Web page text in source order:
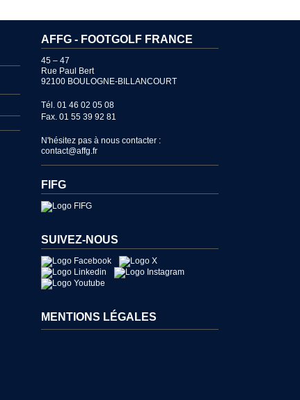
AFFG - FOOTGOLF FRANCE
45 – 47
Rue Paul Bert
92100 BOULOGNE-BILLANCOURT
Tél. 01 46 02 05 08
Fax. 01 55 39 92 81
N'hésitez pas à nous contacter :
contact@affg.fr
FIFG
SUIVEZ-NOUS
MENTIONS LÉGALES